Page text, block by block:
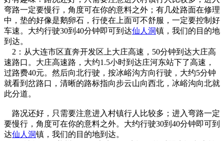
弯路一定要慢行，角度可在你的意料之外；有几处路面在修理
中，垫的好像是鹅卵石，行使在上面可不舒服，一定要控制好
车速。大约行驶30到40分钟即可到达仙人洞镇，我们的目的地
到达。
2：从大连市区直奔开发区上大庄高速，50分钟到达大庄高
速路口。大庄高速路，大约1.5小时到达庄河东站下了高速，
过路费40元。然后向北行驶，按冰峪沟方向行驶，大约5分钟
就看到岔路口，清晰的路标指向步云山向西北，冰峪沟向北就
此分道。
路况还好，只需要注意进入村镇行人比较多；进入弯路一定
要慢行，角度可在你的意料之外。大约行驶30到40分钟即可到
达仙人洞镇，我们的目的地到达。